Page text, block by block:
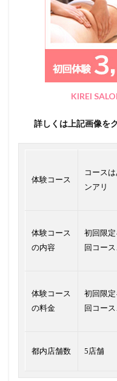
KIREI
詳しくは上記画像を
体験コース
コース
ンアリ
体験コース
の内容
初回限
回コー
体験コース
の料金
初回限
回コー
都内店舗数 5店舗